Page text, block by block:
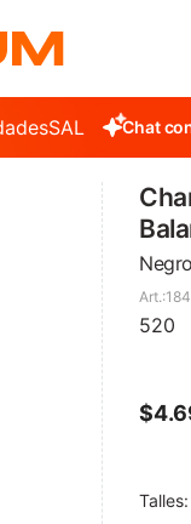
SALE Chat
520
$
Talles: